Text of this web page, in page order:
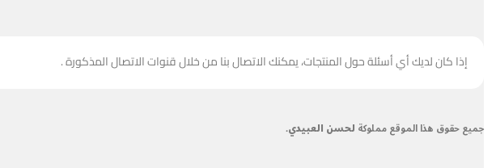
إذا كان لديك أي أسئلة حول المنتجات، يمكنك الاتصال بنا من خلال قنوات الاتصال المذكورة .
جميع حقوق هذا الموقع مملوكة لحسن العبيدي.